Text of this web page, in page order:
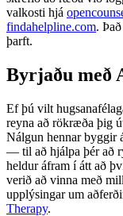
valkosti hjá
findahelpline.com.
þarft.
Byrjaðu með
Ef þú vilt
reyna að rökræða þig
Nálgun hennar
— til að hjálpa þér að
heldur áfram í átt að
verið að vinna með
upplýsingar um
Therapy.